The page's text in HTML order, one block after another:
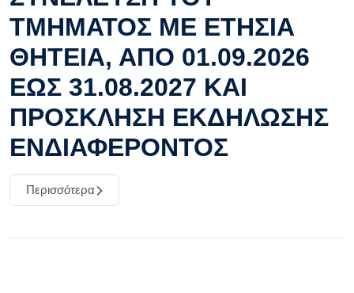
ΤΜΗΜΑΤΟΣ ΜΕ ΕΤΗΣΙΑ
ΘΗΤΕΙΑ, ΑΠΟ 01.09.2026
ΕΩΣ 31.08.2027 ΚΑΙ
ΠΡΟΣΚΛΗΣΗ ΕΚΔΗΛΩΣΗΣ
ΕΝΔΙΑΦΕΡΟΝΤΟΣ
Περισσότερα